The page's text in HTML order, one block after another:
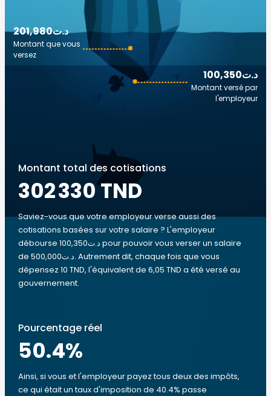
100,350د.ت
Montant versé par
l'employeur
201,980د.ت
Montant que vous
versez
Montant total des cotisations
302 330 TND
Saviez-vous que votre employeur verse aussi des
cotisations basées sur votre salaire ? L'employeur
débourse 100,350د.ت pour pouvoir vous verser un salaire
de 500,000د.ت. Autrement dit, chaque fois que vous
dépensez 10 TND, l'équivalent de 6,05 TND a été versé au
gouvernement.
Pourcentage réel
50.4%
Ainsi, si vous et l'employeur payez tous deux des impôts,
ce qui était un taux d'imposition de 40.4% passe